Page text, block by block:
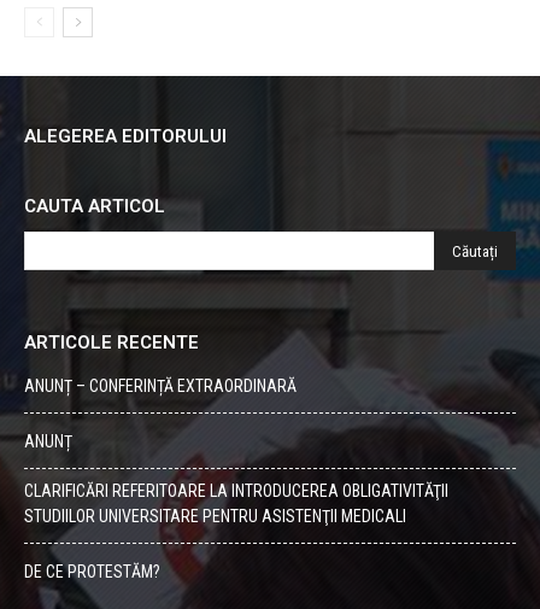
ALEGEREA EDITORULUI
CAUTA ARTICOL
ARTICOLE RECENTE
ANUNȚ – CONFERINȚĂ EXTRAORDINARĂ
ANUNȚ
CLARIFICĂRI REFERITOARE LA INTRODUCEREA OBLIGATIVITĂŢII
STUDIILOR UNIVERSITARE PENTRU ASISTENŢII MEDICALI
DE CE PROTESTĂM?